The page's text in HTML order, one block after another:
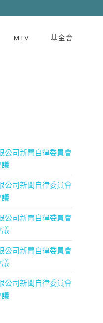
MTV 基金會
公司新聞自律委員會
議
公司新聞自律委員會
議
公司新聞自律委員會
議
公司新聞自律委員會
議
公司新聞自律委員會
議